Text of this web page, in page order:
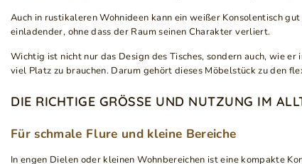
Auch in rustikaleren Wohnideen kann ein weißer Konsolentisch
einladender, ohne dass der Raum seinen Charakter verliert.
Wichtig ist nicht nur das Design des Tisches, sondern auch, wie
viel Platz zu brauchen. Darum gehört dieses Möbelstück zu den
DIE RICHTIGE GRÖSSE UND NUTZUNG IM
Für schmale Flure und kleine Bereiche
In engen Dielen oder kleinen Wohnbereichen ist eine kompakte